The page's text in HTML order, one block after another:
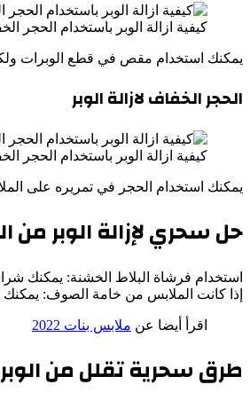
كيفية ازالة الوبر باستخدام الحجر
يمكنك استخدام مقص في قطع الوبرات
الحجر الخفاف لازالة الوبر
كيفية ازالة الوبر باستخدام الحجر
يمكنك استخدام الحجر في تمريره على
حل سحري لإزالة الوبر من
استخدام فرشاة البلاط الخشنة: يمكنك
إذا كانت الملابس من خامة الصوف:
اقرأ أيضا عن ملابس بنات 2022
طرق سحرية تقلل من الوبر